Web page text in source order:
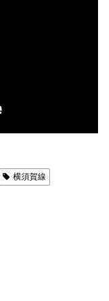
横須賀線